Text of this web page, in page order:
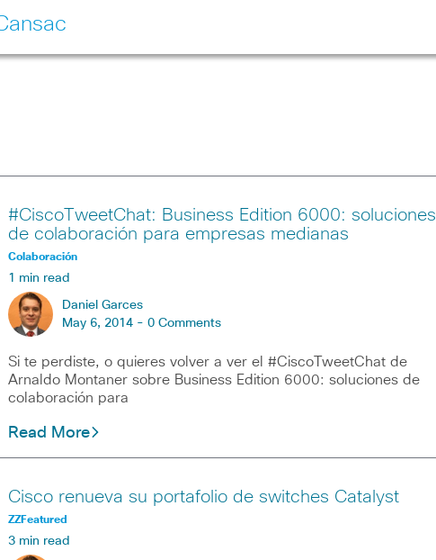
#CiscoTweetChat: Business Edition 6000: soluciones
de colaboración para empresas medianas
Colaboración
1 min read
Daniel Garces
May 6, 2014 - 0 Comments
Si te perdiste, o quieres volver a ver el #CiscoTweetChat de
Arnaldo Montaner sobre Business Edition 6000: soluciones de
colaboración para
Read More
Cisco renueva su portafolio de switches Catalyst
ZZFeatured
3 min read